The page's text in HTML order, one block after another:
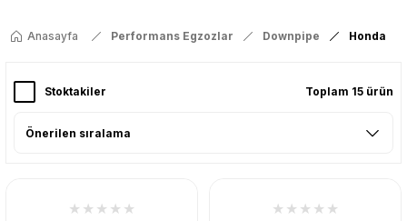
Anasayfa Performans Egzozlar Downpipe Honda
Stoktakiler Toplam 15 ürün